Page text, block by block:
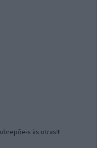
s às otras!!!